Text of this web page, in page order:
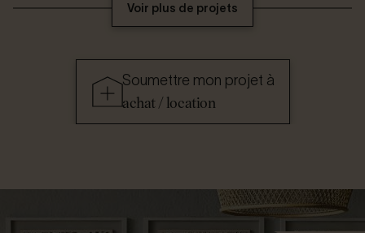
Voir plus de projets
Soumettre mon projet à
achat / location